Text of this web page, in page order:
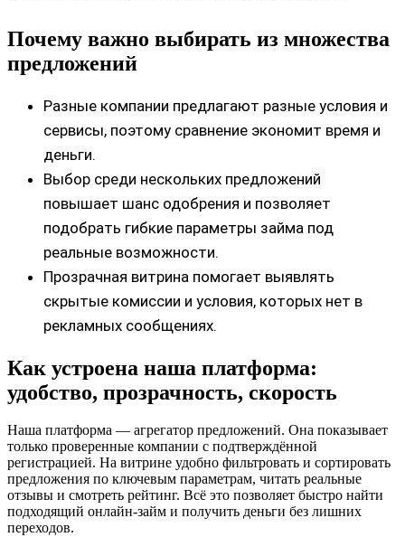
Почему важно выбирать из множества
предложений
Разные компании предлагают разные условия и
сервисы, поэтому сравнение экономит время и
деньги.
Выбор среди нескольких предложений
повышает шанс одобрения и позволяет
подобрать гибкие параметры займа под
реальные возможности.
Прозрачная витрина помогает выявлять
скрытые комиссии и условия, которых нет в
рекламных сообщениях.
Как устроена наша платформа:
удобство, прозрачность, скорость
Наша платформа — агрегатор предложений. Она показывает
только проверенные компании с подтверждённой
регистрацией. На витрине удобно фильтровать и сортировать
предложения по ключевым параметрам, читать реальные
отзывы и смотреть рейтинг. Всё это позволяет быстро найти
подходящий онлайн-займ и получить деньги без лишних
переходов.